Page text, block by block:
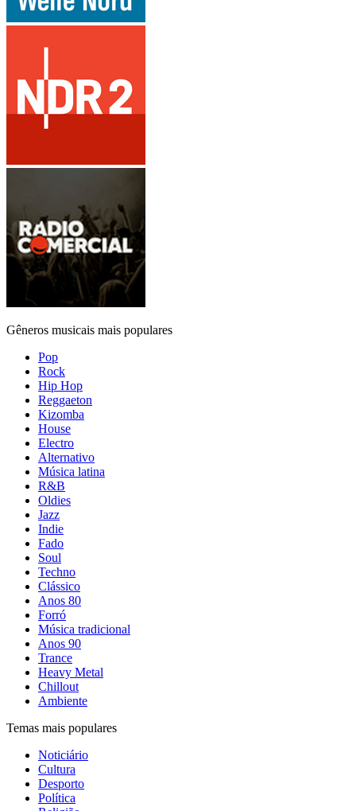
Gêneros musicais mais populares
Pop
Rock
Hip Hop
Reggaeton
Kizomba
House
Electro
Alternativo
Música latina
R&B
Oldies
Jazz
Indie
Fado
Soul
Techno
Clássico
Anos 80
Forró
Música tradicional
Anos 90
Trance
Heavy Metal
Chillout
Ambiente
Temas mais populares
Noticiário
Cultura
Desporto
Política